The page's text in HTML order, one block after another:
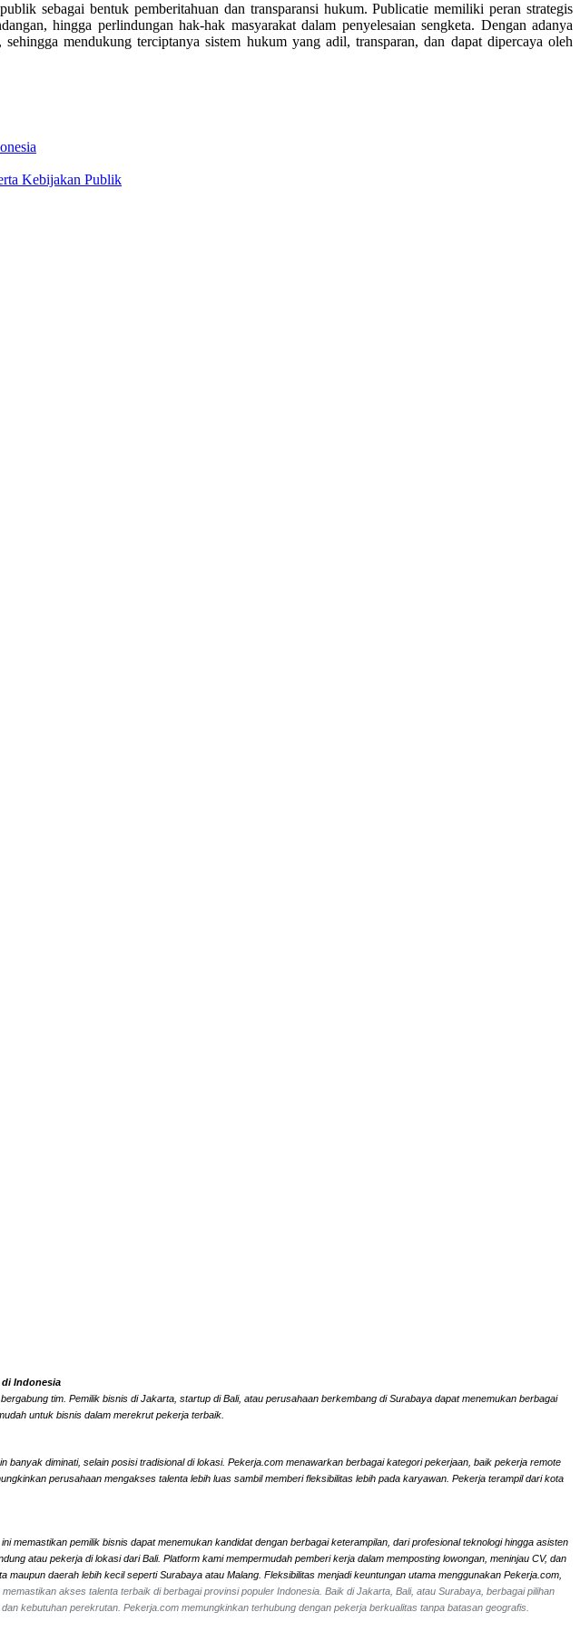
sebagai bentuk pemberitahuan dan transparansi hukum. Publicatie memiliki peran strategis
hingga perlindungan hak-hak masyarakat dalam penyelesaian sengketa. Dengan adanya
mendukung terciptanya sistem hukum yang adil, transparan, dan dapat dipercaya oleh
Kebijakan Publik
di Indonesia
tim. Pemilik bisnis di Jakarta, startup di Bali, atau perusahaan berkembang di Surabaya dapat menemukan berbagai
untuk bisnis dalam merekrut pekerja terbaik.
diminati, selain posisi tradisional di lokasi. Pekerja.com menawarkan berbagai kategori pekerjaan, baik pekerja remote
perusahaan mengakses talenta lebih luas sambil memberi fleksibilitas lebih pada karyawan. Pekerja terampil dari kota
pemilik bisnis dapat menemukan kandidat dengan berbagai keterampilan, dari profesional teknologi hingga asisten
atau pekerja di lokasi dari Bali. Platform kami mempermudah pemberi kerja dalam memposting lowongan, meninjau CV, dan
daerah lebih kecil seperti Surabaya atau Malang. Fleksibilitas menjadi keuntungan utama menggunakan Pekerja.com,
memastikan akses talenta terbaik di berbagai provinsi populer Indonesia. Baik di Jakarta, Bali, atau Surabaya, berbagai pilihan
kebutuhan perekrutan. Pekerja.com memungkinkan terhubung dengan pekerja berkualitas tanpa batasan geografis.